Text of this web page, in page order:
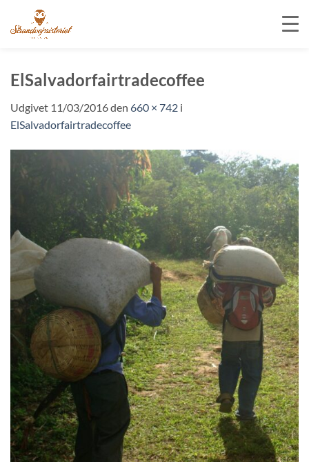
indhold
ElSalvadorfairtradecoffee
Udgivet 11/03/2016den 660 × 742 i
ElSalvadorfairtradecoffee